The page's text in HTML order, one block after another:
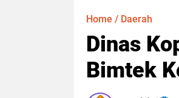
Home / Daerah
Dinas
Bimtek